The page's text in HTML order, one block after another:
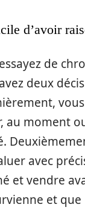
d’avoir
de
deux
au moment
avec
et vendre
et